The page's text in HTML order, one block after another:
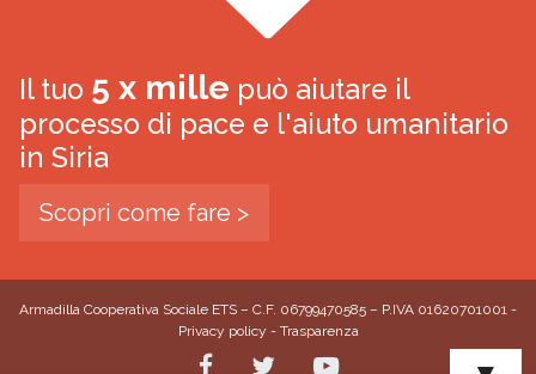
Il tuo 5 x mille può aiutare il
processo di pace e l'aiuto umanitario
in Siria
Scopri come fare >
Armadilla Cooperativa Sociale ETS – C.F. 06799470585 – P.IVA 01620701001 -
Privacy policy - Trasparenza